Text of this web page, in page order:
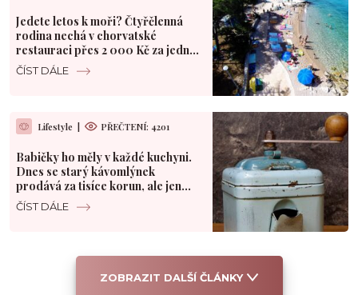
Jedete letos k moři? Čtyřčlenná
rodina nechá v chorvatské
restauraci přes 2 000 Kč za jednu
večeři
ČÍST DÁLE
Lifestyle | PŘEČTENÍ: 4201
Babičky ho měly v každé kuchyni.
Dnes se starý kávomlýnek
prodává za tisíce korun, ale jen
pod jednou podmínkou
ČÍST DÁLE
ZOBRAZIT DALŠÍ ČLÁNKY